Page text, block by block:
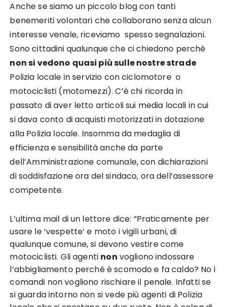
Anche se siamo un piccolo blog con tanti
benemeriti volontari che collaborano senza alcun
interesse venale, riceviamo spesso segnalazioni.
Sono cittadini qualunque che ci chiedono perchè
non si vedono quasi più sulle nostre strade
Polizia locale in servizio con ciclomotore o
motociclisti (motomezzi). C’è chi ricorda in
passato di aver letto articoli sui media locali in cui
si dava conto di acquisti motorizzati in dotazione
alla Polizia locale. Insomma da medaglia di
efficienza e sensibilità anche da parte
dell’Amministrazione comunale, con dichiarazioni
di soddisfazione ora del sindaco, ora dell’assessore
competente.
L’ultima mail di un lettore dice: “Praticamente per
usare le ‘vespette’ e moto i vigili urbani, di
qualunque comune, si devono vestire come
motociclisti. Gli agenti non vogliono indossare
l’abbigliamento perché è scomodo e fa caldo? No i
comandi non vogliono rischiare il penale. Infatti se
si guarda intorno non si vede più agenti di Polizia